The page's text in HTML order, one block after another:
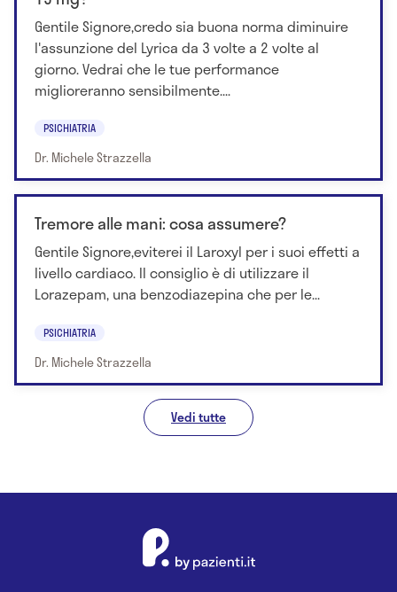
Gentile Signore,credo sia buona norma diminuire
l'assunzione del Lyrica da 3 volte a 2 volte al
giorno. Vedrai che le tue performance
miglioreranno sensibilmente....
PSICHIATRIA
Dr. Michele Strazzella
Tremore alle mani: cosa assumere?
Gentile Signore,eviterei il Laroxyl per i suoi effetti a
livello cardiaco. Il consiglio è di utilizzare il
Lorazepam, una benzodiazepina che per le...
PSICHIATRIA
Dr. Michele Strazzella
Vedi tutte